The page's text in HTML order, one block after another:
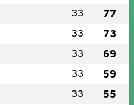
33 77
33 73
33 69
33 59
33 55